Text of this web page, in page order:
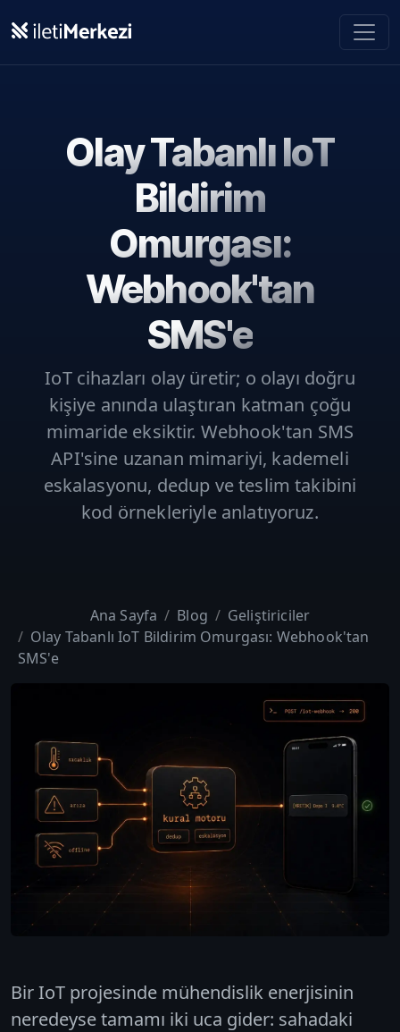
Olay Tabanlı IoT
Bildirim
Omurgası:
Webhook'tan
SMS'e
IoT cihazları olay üretir; o olayı doğru
kişiye anında ulaştıran katman çoğu
mimaride eksiktir. Webhook'tan SMS
API'sine uzanan mimariyi, kademeli
eskalasyonu, dedup ve teslim takibini
kod örnekleriyle anlatıyoruz.
Ana Sayfa Blog
Geliştiriciler
Olay Tabanlı IoT Bildirim Omurgası: Webhook'tan
SMS'e
Bir IoT projesinde mühendislik enerjisinin
neredeyse tamamı iki uca gider: sahadaki